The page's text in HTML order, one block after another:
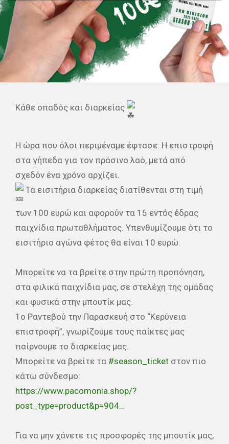
Κάθε οπαδός και διαρκείας
Η ώρα που όλοι περιμέναμε έφτασε. Η επιστροφή
στα γήπεδα για τον πράσινο λαό, μετά από
σχεδόν ένα χρόνο αρχίζει.
Τα εισιτήρια διαρκείας διατίθενται στη τιμή
των 100 ευρώ και αφορούν τα 15 εντός έδρας
παιχνίδια πρωταθλήματος. Υπενθυμίζουμε ότι το
εισιτήριο αγώνα φέτος θα είναι 10 ευρώ.
Μπορείτε να τα βρείτε στην πρώτη προπόνηση,
στα φιλικά παιχνίδια μας, σε στελέχη της ομάδας
και φυσικά στην μπουτίκ μας.
1ο Ραντεβού την Παρασκευή στο “Κερύνεια
επιστροφή”, γνωρίζουμε τους παίκτες μας
παίρνουμε το διαρκείας μας.
Μπορείτε να βρείτε τα #season_ticket στον πιο
κάτω σύνδεσμο:
https://www.pacomonia.shop/?
post_type=product&p=904…
Για να μην χάνετε τις προσφορές της μπουτίκ μας,